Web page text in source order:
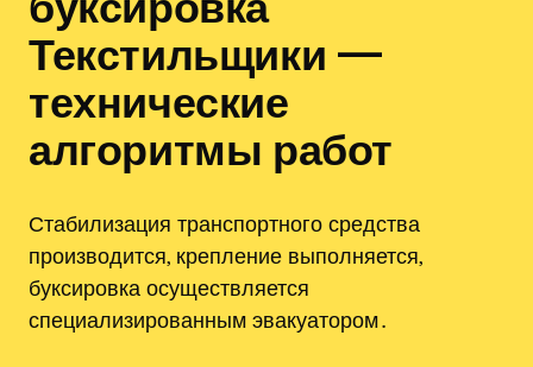
Текстильщики —
технические
алгоритмы работ
Стабилизация транспортного средства
производится, крепление выполняется,
буксировка осуществляется
специализированным эвакуатором․